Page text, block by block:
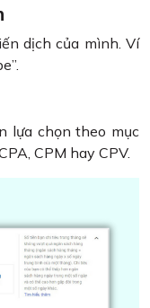
dịch của mình. Ví
lựa chọn theo mục
CPM hay CPV.